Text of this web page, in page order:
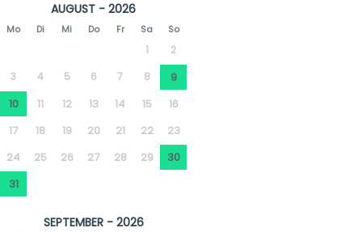
AUGUST - 2026
Mo Di Mi Do Fr Sa So
1
2
3
4 5 6 7 8
9
10
11 12 13 14 15
16
17
18 19 20 21 22
23
24
25 26 27 28 29
30
31
SEPTEMBER - 2026